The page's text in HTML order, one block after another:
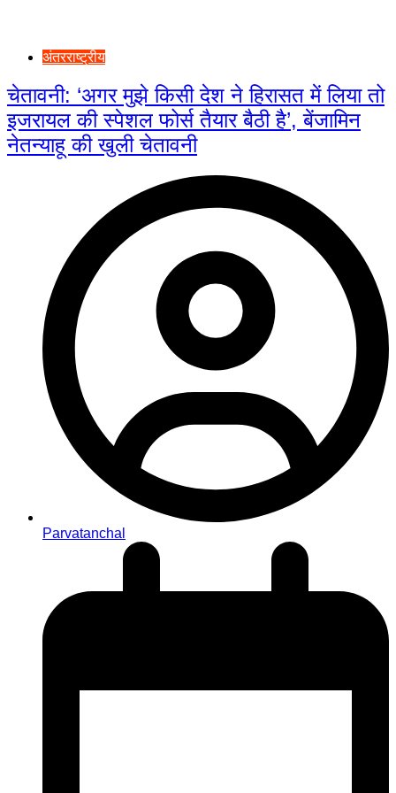
अंतरराष्ट्रीय
चेतावनी: ‘अगर मुझे किसी देश ने हिरासत में लिया तो
इजरायल की स्पेशल फोर्स तैयार बैठी है’, बेंजामिन
नेतन्याहू की खुली चेतावनी
Parvatanchal